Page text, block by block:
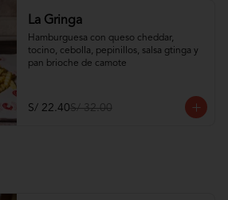
La Gringa
Hamburguesa con queso cheddar,
tocino, cebolla, pepinillos, salsa gtinga y
pan brioche de camote
S/ 22.40S/ 32.00